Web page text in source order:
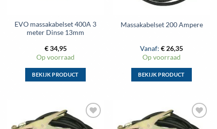
productpagina
op
productpagina
EVO massakabelset 400A 3
meter Dinse 13mm
€34,95
Op voorraad
BEKIJK PRODUCT
meerdere
variaties.
Massakabelset 200 Ampere
Vanaf: € 26,35
Op voorraad
BEKIJK PRODUCT